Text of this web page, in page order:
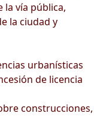
la vía pública,
la ciudad y
urbanísticas
de licencia
construcciones,